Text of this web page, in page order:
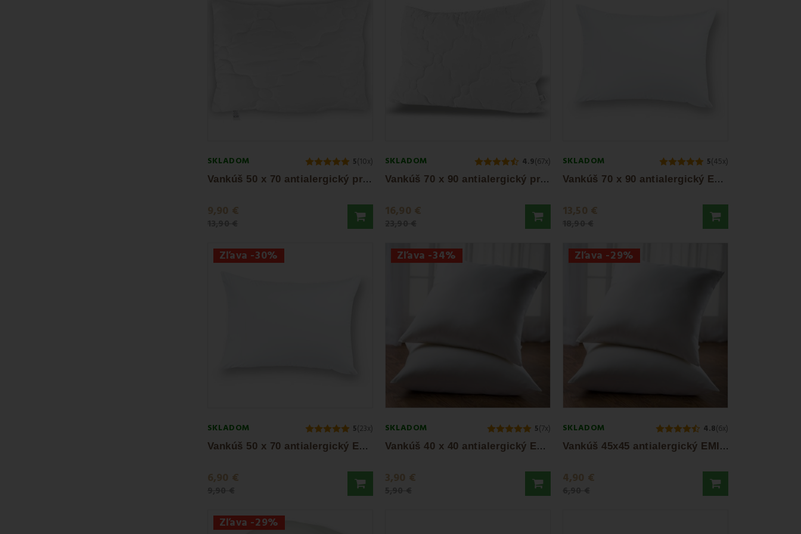
SKLADOM 5(10x)
V
ankúš 50 x 70 antialergický prešívaný EMI...
9,90 €
SKLADOM 4.9(67x)
V
ankúš 70 x 90 antialergický prešívaný EMI...
16,90 €
SKLADOM 5(45x)
V
ankúš 70 x 90 antialergický EMI standard
13,50 €
Zľava -30%
SKLADOM 5(23x)
V
ankúš 50 x 70 antialergický EMI standard
6,90 €
Zľava -34%
SKLADOM 5(7x)
V
ankúš 40 x 40 antialergický EMI standard
3,90 €
Zľava -29%
SKLADOM 4.8(6x)
V
ankúš 45x45 antialergický EMI standard
4,90 €
Zľava -29%